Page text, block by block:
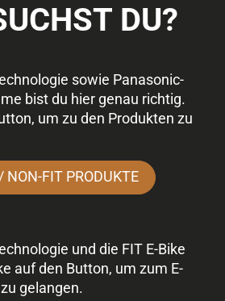
DU?
sowie Panasonic-
bist du hier genau richtig.
um zu den Produkten zu
NON-FIT PRODUKTE
und die FIT E-Bike
auf den Button, um zum E-
gelangen.